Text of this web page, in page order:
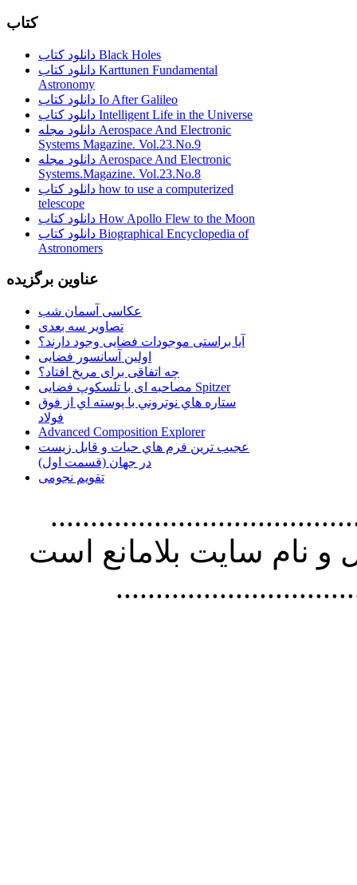
کتاب
دانلود کتاب Black Holes
دانلود کتاب Karttunen Fundamental
Astronomy
دانلود کتاب Io After Galileo
دانلود کتاب Intelligent Life in the Universe
دانلود مجله Aerospace And Electronic
Systems Magazine. Vol.23.No.9
دانلود مجله Aerospace And Electronic
Systems.Magazine. Vol.23.No.8
دانلود کتاب how to use a computerized
telescope
دانلود کتاب How Apollo Flew to the Moon
دانلود کتاب Biographical Encyclopedia of
Astronomers
عناوین برگزیده
عکاسی آسمان شب
تصاویر سه بعدی
آیا براستی موجودات فضایی وجود دارند؟
اولین آسانسور فضایی
چه اتفاقی برای مریخ افتاد؟
مصاحبه ای با تلسکوپ فضایی Spitzer
ستاره هاي نوتروني با پوسته اي از فوق
فولاد
Advanced Composition Explorer
عجیب ترین فرم هاي حيات و قابل زيست
در جهان (قسمت اول)
تقویم نجومی
استفاده از
نام سايت بلامانع است